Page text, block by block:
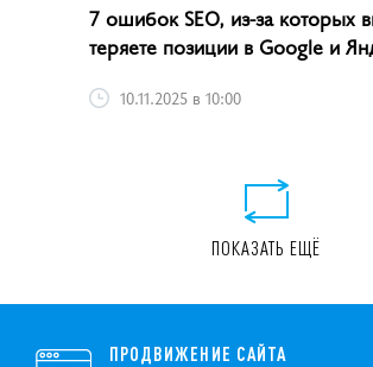
7 ошибок SEO, из-за которых
теряете позиции в Google и
10.11.2025 в 10:00
ПОКАЗАТЬ ЕЩЁ
ПРОДВИЖЕНИЕ САЙТА